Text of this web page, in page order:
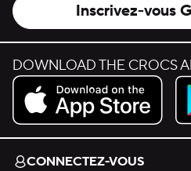
Inscrivez-vous
DOWNLOAD THE CROCS
Download on the App Store.
CONNECTEZ-VOUS